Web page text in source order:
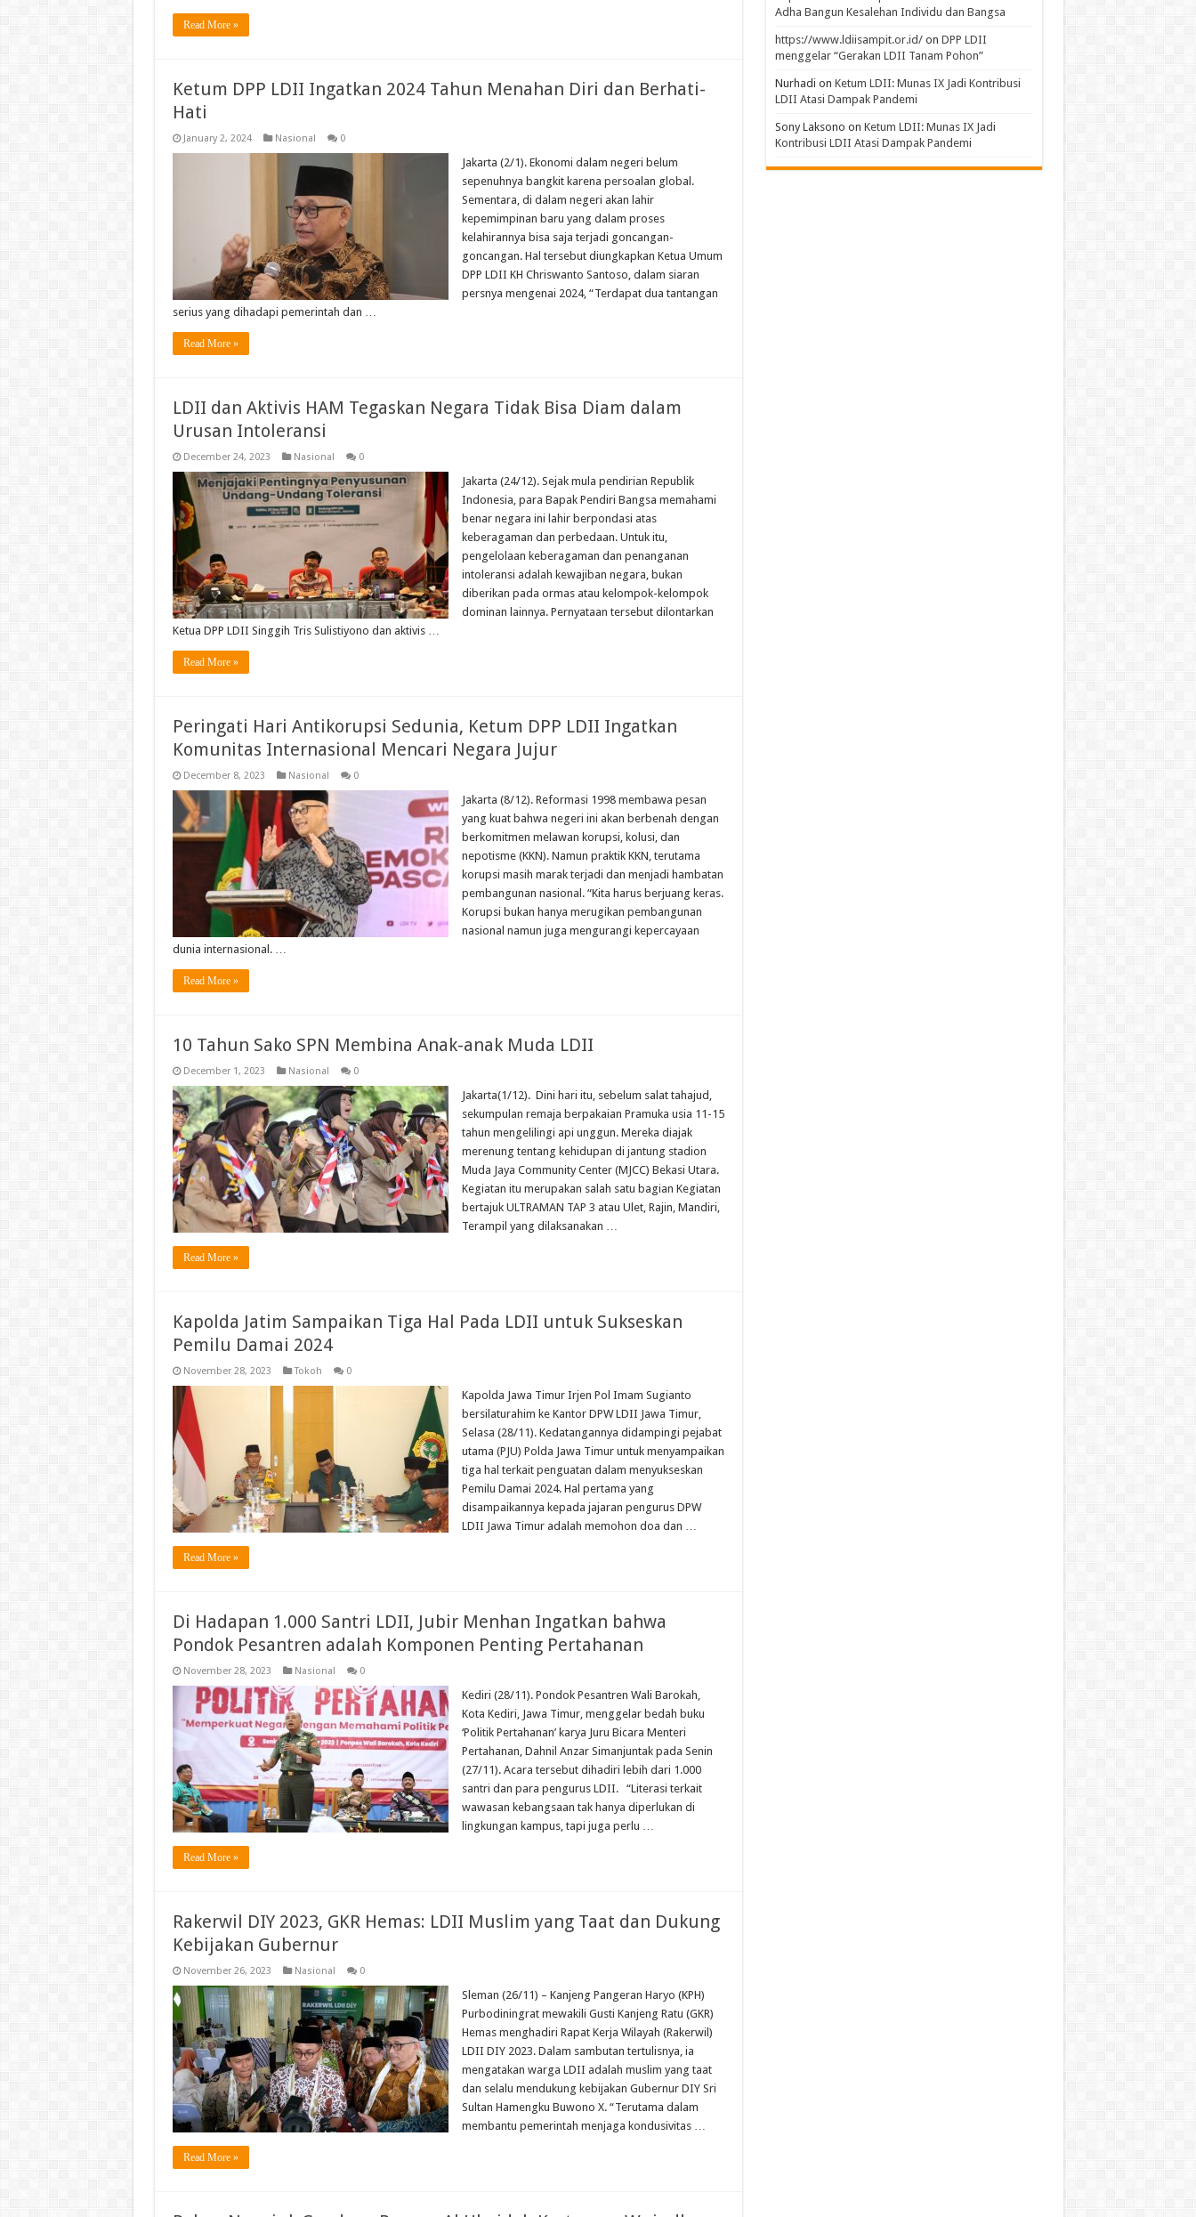
Read More »
Ketum DPP LDII Ingatkan 2024 Tahun Menahan Diri dan Berhati-
Hati
January 2, 2024 Nasional 0
Jakarta (2/1). Ekonomi dalam negeri belum
sepenuhnya bangkit karena persoalan global.
Sementara, di dalam negeri akan lahir
kepemimpinan baru yang dalam proses
kelahirannya bisa saja terjadi goncangan-
goncangan. Hal tersebut diungkapkan Ketua Umum
DPP LDII KH Chriswanto Santoso, dalam siaran
persnya mengenai 2024, “Terdapat dua tantangan
serius yang dihadapi pemerintah dan …
Read More »
LDII dan Aktivis HAM Tegaskan Negara Tidak Bisa Diam dalam
Urusan Intoleransi
December 24, 2023 Nasional 0
Jakarta (24/12). Sejak mula pendirian Republik
Indonesia, para Bapak Pendiri Bangsa memahami
benar negara ini lahir berpondasi atas
keberagaman dan perbedaan. Untuk itu,
pengelolaan keberagaman dan penanganan
intoleransi adalah kewajiban negara, bukan
diberikan pada ormas atau kelompok-kelompok
dominan lainnya. Pernyataan tersebut dilontarkan
Ketua DPP LDII Singgih Tris Sulistiyono dan aktivis …
Read More »
Peringati Hari Antikorupsi Sedunia, Ketum DPP LDII Ingatkan
Komunitas Internasional Mencari Negara Jujur
December 8, 2023 Nasional 0
Jakarta (8/12). Reformasi 1998 membawa pesan
yang kuat bahwa negeri ini akan berbenah dengan
berkomitmen melawan korupsi, kolusi, dan
nepotisme (KKN). Namun praktik KKN, terutama
korupsi masih marak terjadi dan menjadi hambatan
pembangunan nasional. “Kita harus berjuang keras.
Korupsi bukan hanya merugikan pembangunan
nasional namun juga mengurangi kepercayaan
dunia internasional. …
Read More »
10 Tahun Sako SPN Membina Anak-anak Muda LDII
December 1, 2023 Nasional 0
Jakarta(1/12). Dini hari itu, sebelum salat tahajud,
sekumpulan remaja berpakaian Pramuka usia 11-15
tahun mengelilingi api unggun. Mereka diajak
merenung tentang kehidupan di jantung stadion
Muda Jaya Community Center (MJCC) Bekasi Utara.
Kegiatan itu merupakan salah satu bagian Kegiatan
bertajuk ULTRAMAN TAP 3 atau Ulet, Rajin, Mandiri,
Terampil yang dilaksanakan …
Read More »
Kapolda Jatim Sampaikan Tiga Hal Pada LDII untuk Sukseskan
Pemilu Damai 2024
November 28, 2023 Tokoh 0
Kapolda Jawa Timur Irjen Pol Imam Sugianto
bersilaturahim ke Kantor DPW LDII Jawa Timur,
Selasa (28/11). Kedatangannya didampingi pejabat
utama (PJU) Polda Jawa Timur untuk menyampaikan
tiga hal terkait penguatan dalam menyukseskan
Pemilu Damai 2024. Hal pertama yang
disampaikannya kepada jajaran pengurus DPW
LDII Jawa Timur adalah memohon doa dan …
Read More »
Di Hadapan 1.000 Santri LDII, Jubir Menhan Ingatkan bahwa
Pondok Pesantren adalah Komponen Penting Pertahanan
November 28, 2023 Nasional 0
Kediri (28/11). Pondok Pesantren Wali Barokah,
Kota Kediri, Jawa Timur, menggelar bedah buku
‘Politik Pertahanan’ karya Juru Bicara Menteri
Pertahanan, Dahnil Anzar Simanjuntak pada Senin
(27/11). Acara tersebut dihadiri lebih dari 1.000
santri dan para pengurus LDII. “Literasi terkait
wawasan kebangsaan tak hanya diperlukan di
lingkungan kampus, tapi juga perlu …
Read More »
Rakerwil DIY 2023, GKR Hemas: LDII Muslim yang Taat dan Dukung
Kebijakan Gubernur
November 26, 2023 Nasional 0
Sleman (26/11) – Kanjeng Pangeran Haryo (KPH)
Purbodiningrat mewakili Gusti Kanjeng Ratu (GKR)
Hemas menghadiri Rapat Kerja Wilayah (Rakerwil)
LDII DIY 2023. Dalam sambutan tertulisnya, ia
mengatakan warga LDII adalah muslim yang taat
dan selalu mendukung kebijakan Gubernur DIY Sri
Sultan Hamengku Buwono X. “Terutama dalam
membantu pemerintah menjaga kondusivitas …
Read More »
Adha Bangun Kesalehan Individu dan Bangsa
https://www.ldiisampit.or.id/on DPP LDII
menggelar “Gerakan LDII Tanam Pohon”
Nurhadi on Ketum LDII: Munas IX Jadi Kontribusi
LDII Atasi Dampak Pandemi
Sony Laksono on Ketum LDII: Munas IX Jadi
Kontribusi LDII Atasi Dampak Pandemi